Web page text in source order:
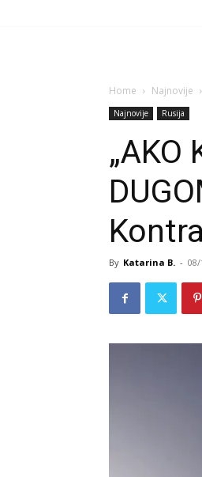
Home Najnovije
Najnovije Rusija
„AKO
By Katarina B. - 08/